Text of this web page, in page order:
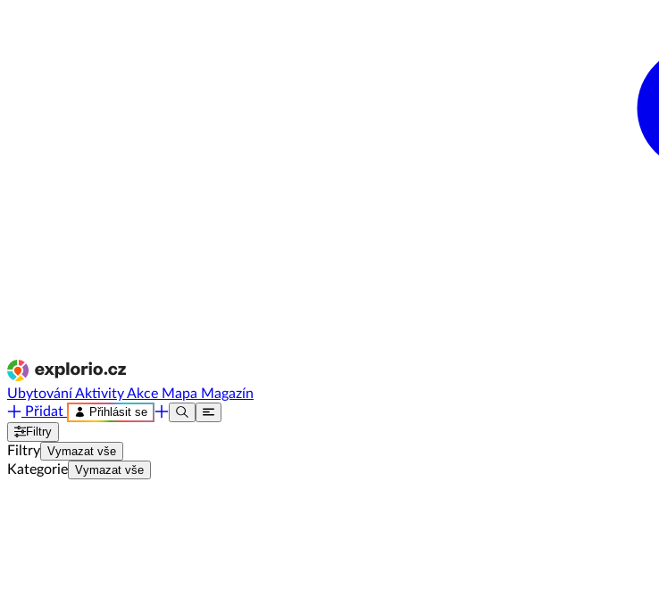
UbytováníAktivityAkce Mapa Magazín
Přidat
Přihlásit se
Filtry
Filtry Vymazat vše
Kategorie Vymazat vše